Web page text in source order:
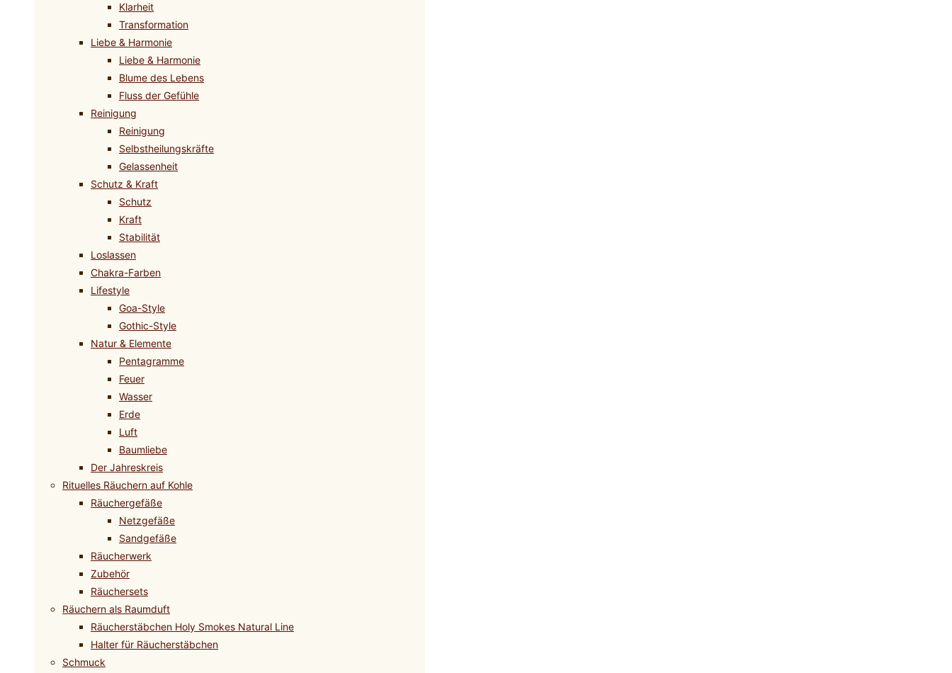
Klarheit
Transformation
Liebe & Harmonie
Liebe & Harmonie
Blume des Lebens
Fluss der Gefühle
Reinigung
Reinigung
Selbstheilungskräfte
Gelassenheit
Schutz & Kraft
Schutz
Kraft
Stabilität
Loslassen
Chakra-Farben
Lifestyle
Goa-Style
Gothic-Style
Natur & Elemente
Pentagramme
Feuer
Wasser
Erde
Luft
Baumliebe
Der Jahreskreis
Rituelles Räuchern auf Kohle
Räuchergefäße
Netzgefäße
Sandgefäße
Räucherwerk
Zubehör
Räuchersets
Räuchern als Raumduft
Räucherstäbchen Holy Smokes Natural Line
Halter für Räucherstäbchen
Schmuck